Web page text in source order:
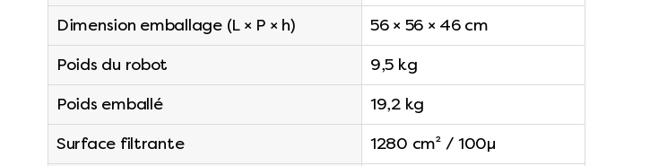
Dimension emballage (L × P × h)
56 × 56 × 46 cm
Poids du robot
9,5 kg
Poids emballé
19,2 kg
Surface filtrante
1280 cm² / 100μ